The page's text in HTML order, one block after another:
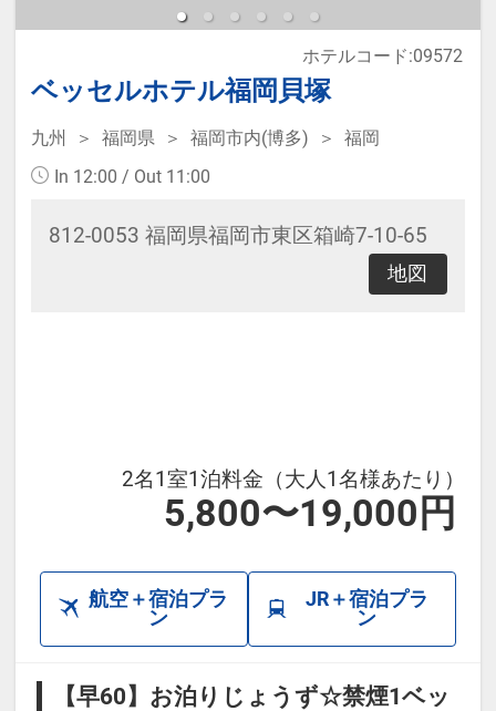
ベッセルホテル福岡貝塚
ホテルコード:09572
九州 福岡県 福岡市内(博多)
福岡
In 12:00 / Out 11:00
812-0053 福岡県福岡市東区箱崎7-10-65
地図
2名1室1泊料金（大人1名様あたり）
5,800〜19,000円
航空＋宿泊プラ
ン
JR＋宿泊プラ
ン
【早60】お泊りじょうず☆禁煙1ベッ